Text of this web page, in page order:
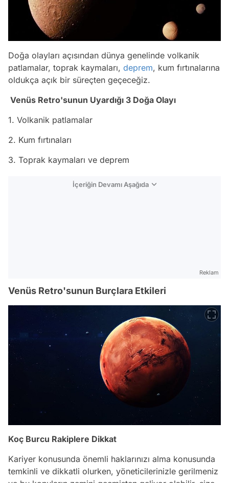
Doğa olayları açısından dünya genelinde volkanik
patlamalar, toprak kaymaları, deprem, kum fırtınalarına
oldukça açık bir süreçten geçeceğiz.
Venüs Retro'sunun Uyardığı 3 Doğa Olayı
1. Volkanik patlamalar
2. Kum fırtınaları
3. Toprak kaymaları ve deprem
İçeriğin Devamı Aşağıda
Reklam
Venüs Retro'sunun Burçlara Etkileri
Koç Burcu Rakiplere Dikkat
Kariyer konusunda önemli haklarınızı alma konusunda
temkinli ve dikkatli olurken, yöneticilerinizle gerilmeniz